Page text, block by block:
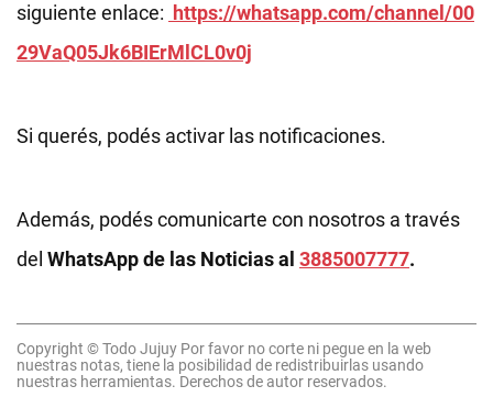
siguiente enlace: https://whatsapp.com/channel/00
29VaQ05Jk6BIErMlCL0v0j
Si querés, podés activar las notificaciones.
Además, podés comunicarte con nosotros a través
del WhatsApp de las Noticias al 3885007777.
Copyright © Todo Jujuy Por favor no corte ni pegue en la web
nuestras notas, tiene la posibilidad de redistribuirlas usando
nuestras herramientas. Derechos de autor reservados.